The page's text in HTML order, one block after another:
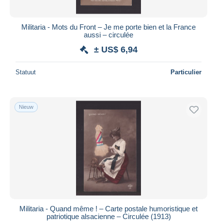
Militaria - Mots du Front – Je me porte bien et la France
aussi – circulée
± US$ 6,94
Statuut Particulier
Nieuw
Militaria - Quand même ! – Carte postale humoristique et
patriotique alsacienne – Circulée (1913)